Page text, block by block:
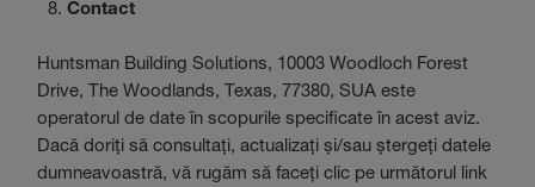
Contact
Huntsman Building Solutions, 10003 Woodloch Forest
Drive, The Woodlands, Texas, 77380, SUA este
operatorul de date în scopurile specificate în acest aviz.
Dacă doriți să consultați, actualizați și/sau ștergeți datele
dumneavoastră, vă rugăm să faceți clic pe următorul link